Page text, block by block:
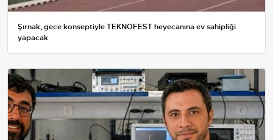
Şırnak, gece konseptiyle TEKNOFEST heyecanına ev sahipliği
yapacak